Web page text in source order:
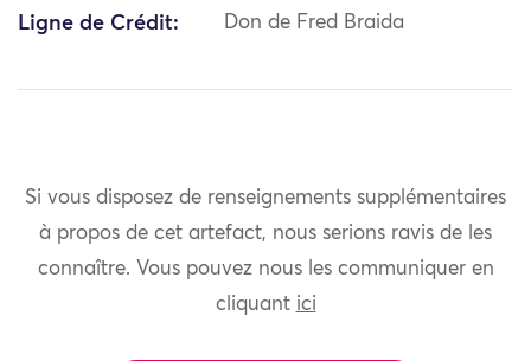
Ligne de Crédit: Don de Fred Braida
Si vous disposez de renseignements supplémentaires
à propos de cet artefact, nous serions ravis de les
connaître. Vous pouvez nous les communiquer en
cliquant ici